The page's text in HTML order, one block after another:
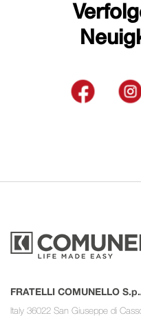
FRATELLI COMUNELLO
Italy 36022 San Giuseppe di